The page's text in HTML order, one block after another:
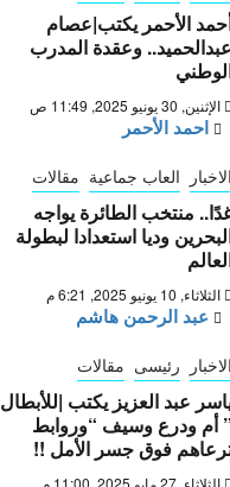
الأحمر يكتب|عصام
عبدالحميد.. وعقدة المدرب
الإثنين, 30 يونيو 2025, 11:49 ص
احمد الأحمر
الاخبار العاب جماعية مقالات
منتخب الطائرة يواجه
وديا استعدادا لبطولة
الثلاثاء, 10 يونيو 2025, 6:21 م
عبد الرحمن هاشم
الاخبار رئيسى مقالات
عبد العزيز يكتب |للأبطال
” أم ودرع وسيف “وروابط
فوق جسر الأمل !!
الثلاثاء, 27 مايو 2025, 11:00 م